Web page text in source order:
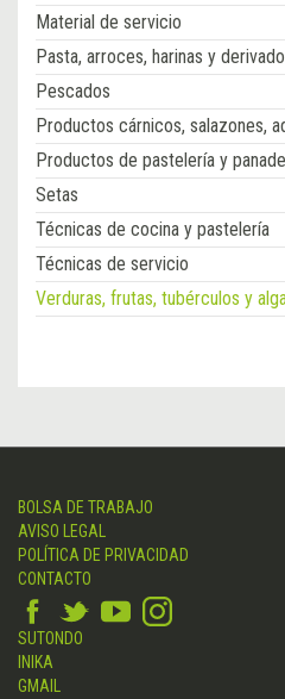
Material de servicio
Pasta, arroces, harinas y
Pescados
Productos cárnicos, salazones,
Productos de pastelería y
Setas
Técnicas de cocina y pastelería
Técnicas de servicio
Verduras, frutas, tubérculos y
BOLSA DE TRABAJO
AVISO LEGAL
POLÍTICA DE PRIVACIDAD
CONTACTO
SUTONDO
INIKA
GMAIL